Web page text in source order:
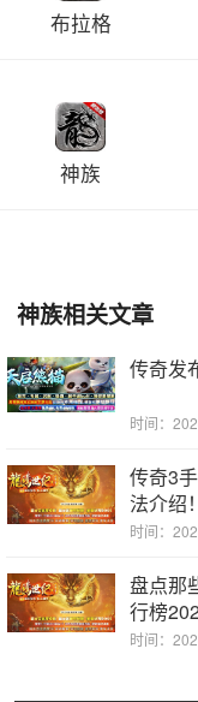
布拉格
神族
神族相关文章
传奇发
时间：
传奇3
法介绍！
时间：
盘点那
行榜
时间：